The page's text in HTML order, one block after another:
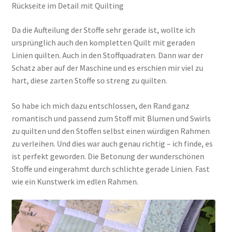
Rückseite im Detail mit Quilting
Da die Aufteilung der Stoffe sehr gerade ist, wollte ich
ursprünglich auch den kompletten Quilt mit geraden
Linien quilten. Auch in den Stoffquadraten. Dann war der
Schatz aber auf der Maschine und es erschien mir viel zu
hart, diese zarten Stoffe so streng zu quilten.
So habe ich mich dazu entschlossen, den Rand ganz
romantisch und passend zum Stoff mit Blumen und Swirls
zu quilten und den Stoffen selbst einen würdigen Rahmen
zu verleihen. Und dies war auch genau richtig – ich finde, es
ist perfekt geworden. Die Betonung der wunderschönen
Stoffe und eingerahmt durch schlichte gerade Linien. Fast
wie ein Kunstwerk im edlen Rahmen.